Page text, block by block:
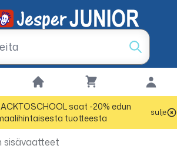
saat -20% edun
tuotteesta
sulje
sisävaatteet